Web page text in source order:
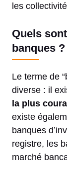
les
Quels
banques ?
Le terme de
diverse : il
la plus
existe
banques
registre, les
marché